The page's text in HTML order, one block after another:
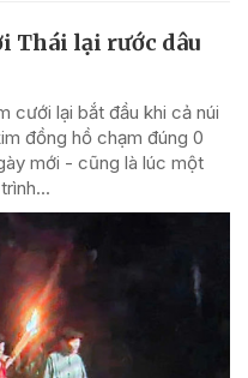
Thái lại rước dâu
cưới lại bắt đầu khi cả núi
đồng hồ chạm đúng 0
mới - cũng là lúc một